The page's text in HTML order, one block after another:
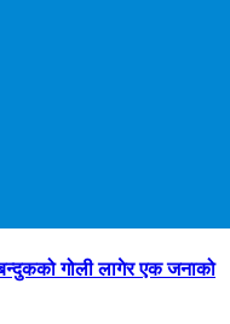
गोली लागेर एक जनाको